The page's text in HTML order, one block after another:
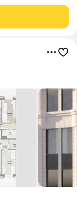
Квартира